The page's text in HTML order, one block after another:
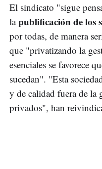
El sindicato "sigue
lapublificación de los
por todas, de manera
que "privatizando la
esenciales se favorece
sucedan". "Esta
y de calidad fuera de la
privados", han